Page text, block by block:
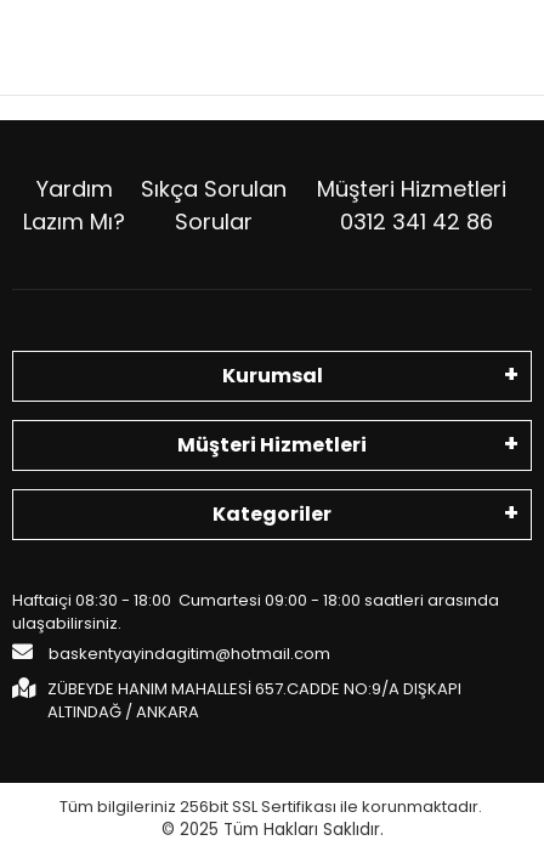
Yardım
Lazım Mı?
Sıkça Sorulan
Sorular
Müşteri Hizmetleri
0312 341 42 86
Kurumsal
Müşteri Hizmetleri
Kategoriler
Haftaiçi 08:30 - 18:00 Cumartesi 09:00 - 18:00 saatleri arasında
ulaşabilirsiniz.
baskentyayindagitim@hotmail.com
ZÜBEYDE HANIM MAHALLESİ 657.CADDE NO:9/A DIŞKAPI
ALTINDAĞ / ANKARA
Tüm bilgileriniz 256bit SSL Sertifikası ile korunmaktadır.
© 2025 Tüm Hakları Saklıdır.